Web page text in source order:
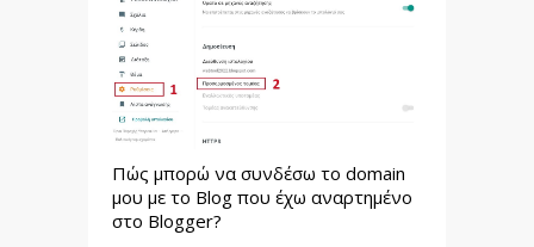
Πώς μπορώ να συνδέσω το domain
μου με το Blog που έχω αναρτημένο
στο Blogger?